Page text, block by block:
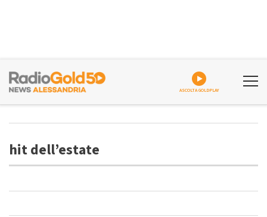
ASCOLTA GOLDPLAY
hit dell’estate